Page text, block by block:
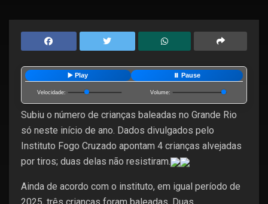
▶️ Play ⏸️ Pause
Velocidade: Volume:
Subiu o número de crianças baleadas no Grande Rio
só neste início de ano. Dados divulgados pelo
Instituto Fogo Cruzado apontam 4 crianças alvejadas
por tiros; duas delas não resistiram.
Ainda de acordo com o instituto, em igual período de